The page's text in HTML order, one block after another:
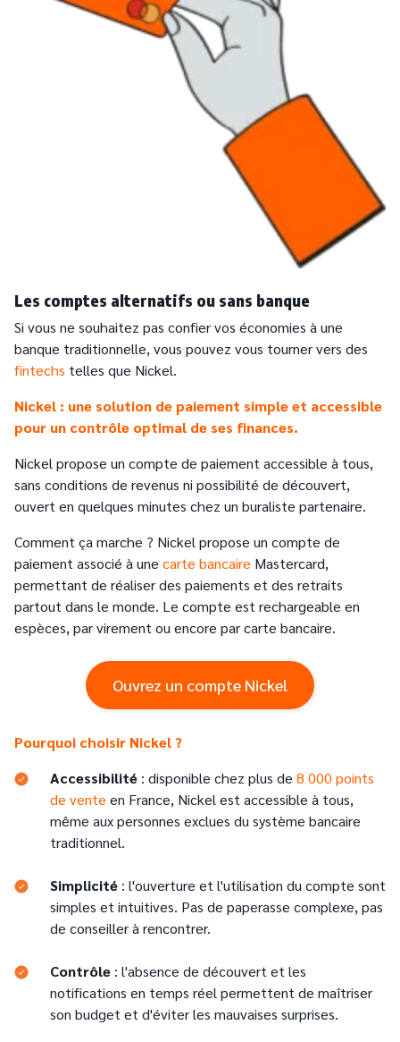
Les comptes alternatifs ou sans banque
Si vous ne souhaitez pas confier vos économies à une
banque traditionnelle, vous pouvez vous tourner vers des
fintechs telles que Nickel.
Nickel : une solution de paiement simple et accessible
pour un contrôle optimal de ses finances.
Nickel propose un compte de paiement accessible à tous,
sans conditions de revenus ni possibilité de découvert,
ouvert en quelques minutes chez un buraliste partenaire.
Comment ça marche ? Nickel propose un compte de
paiement associé à une carte bancaire Mastercard,
permettant de réaliser des paiements et des retraits
partout dans le monde. Le compte est rechargeable en
espèces, par virement ou encore par carte bancaire.
Ouvrez un compte Nickel
Pourquoi choisir Nickel ?
Accessibilité : disponible chez plus de 8 000 points
de vente en France, Nickel est accessible à tous,
même aux personnes exclues du système bancaire
traditionnel.
Simplicité : l'ouverture et l'utilisation du compte sont
simples et intuitives. Pas de paperasse complexe, pas
de conseiller à rencontrer.
Contrôle : l'absence de découvert et les
notifications en temps réel permettent de maîtriser
son budget et d'éviter les mauvaises surprises.